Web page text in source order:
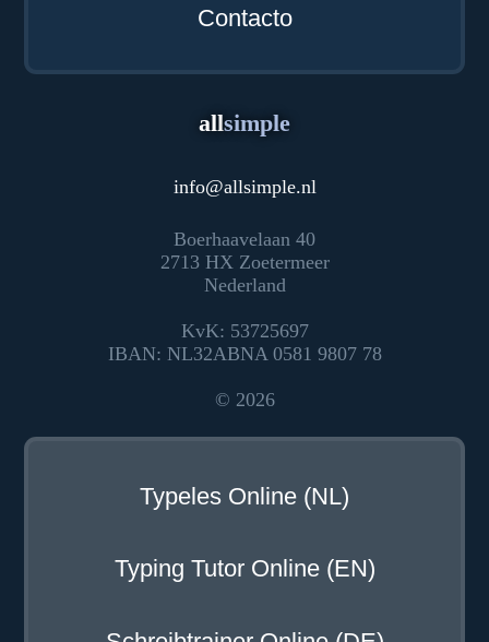
Contacto
allsimple
info@allsimple.nl
Boerhaavelaan 40
2713 HX Zoetermeer
Nederland
KvK: 53725697
IBAN: NL32ABNA 0581 9807 78
© 2026
Typeles Online (NL)
Typing Tutor Online (EN)